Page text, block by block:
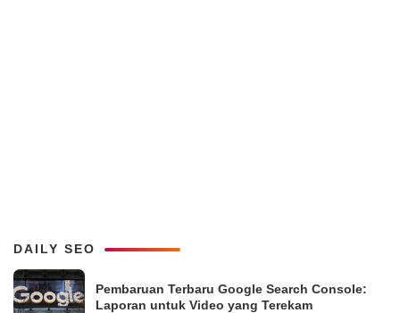
DAILY SEO
Pembaruan Terbaru Google Search Console:
Laporan untuk Video yang Terekam